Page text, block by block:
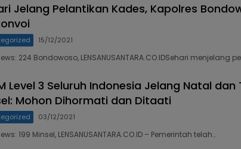
Jelang Pelantikan Kades, Kapolres
15/12/2021
224 Bondowoso, LENSANUSANTARA.CO.IDSehari menjelang
Level 3 Seluruh Indonesia Jelang Natal
Mohon Dihormati dan Ditaati
03/12/2021
199 Minsel, LENSANUSANTARA.CO.ID – Pemerintah telah…